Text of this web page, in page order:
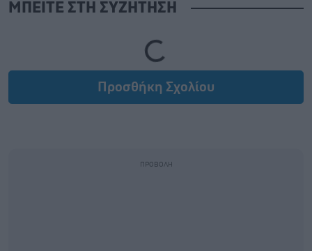
ΜΠΕΙΤΕ ΣΤΗ ΣΥΖΗΤΗΣΗ
Loading...
Προσθήκη Σχολίου